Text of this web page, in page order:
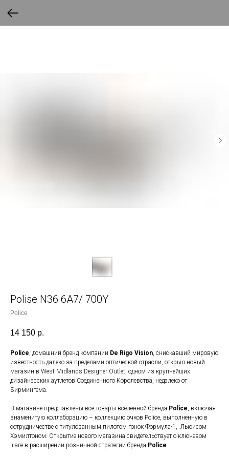
Polise N36 6A7/ 700Y
Police
14 150 р.
Police, домашний бренд компании De Rigo Vision, снискавший мировую
известность далеко за пределами оптической отрасли, открыл новый
магазин в West Midlands Designer Outlet, одном из крупнейших
дизайнерских аутлетов Соединенного Королевства, недалеко от
Бирмингема.
В магазине представлены все товары вселенной бренда Police, включая
знаменитую коллаборацию – коллекцию очков Police, выполненную в
сотрудничестве с титулованным пилотом гонок Формула-1, Льюисом
Хэмилтоном. Открытие нового магазина свидетельствует о ключевом
шаге в расширении розничной стратегии бренда Police.